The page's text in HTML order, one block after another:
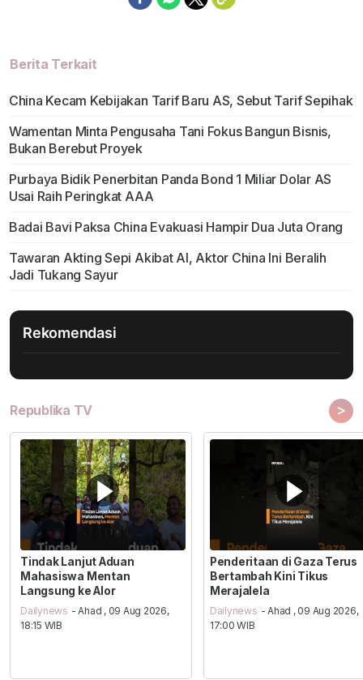
Berita Terkait
China Kecam Kebijakan Tarif Baru AS, Sebut Tarif Sepihak
Wamentan Minta Pengusaha Tani Fokus Bangun Bisnis,
Bukan Berebut Proyek
Purbaya Bidik Penerbitan Panda Bond 1 Miliar Dolar AS
Usai Raih Peringkat AAA
Badai Bavi Paksa China Evakuasi Hampir Dua Juta Orang
Tawaran Akting Sepi Akibat AI, Aktor China Ini Beralih
Jadi Tukang Sayur
Rekomendasi
Republika TV >
Tindak Lanjut Aduan
Mahasiswa Mentan
Langsung ke Alor
Dailynews - Ahad , 09 Aug 2026,
18:15 WIB
Penderitaan di Gaza Terus
Bertambah Kini Tikus
Merajalela
Dailynews - Ahad , 09 Aug 2026,
17:00 WIB